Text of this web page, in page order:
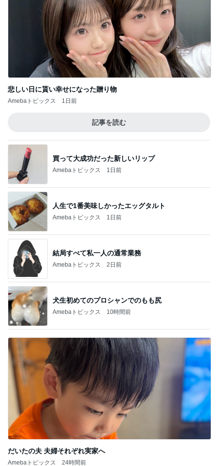
悲しい日に貰い幸せになった贈り物
Amebaトピックス 1日前
記事を読む
買って大成功だった新しいリップ
Amebaトピックス 1日前
人生で1番美味しかったエッグタルト
Amebaトピックス 1日前
結局すべて私一人の通常業務
Amebaトピックス 2日前
犬生初めてのプロシャンでのもも尻
Amebaトピックス 10時間前
だいたの夫 夫婦それぞれ実家へ
Amebaトピックス 24時間前